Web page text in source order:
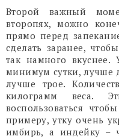
Второй важный
второпях, можно
прямо перед
сделать заранее,
так намного вкуснее.
минимум сутки, лучше
лучше трое.
килограмм веса.
воспользоваться
примеру, утку очень
имбирь, а индейку –